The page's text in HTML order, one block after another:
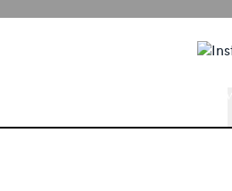
de cerca amb una funció de